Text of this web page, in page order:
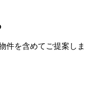
件を含めてご提案しま